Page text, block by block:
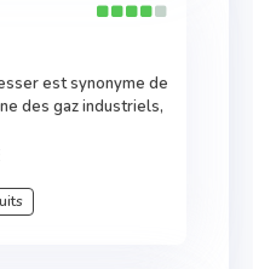
est synonyme de
des gaz industriels,